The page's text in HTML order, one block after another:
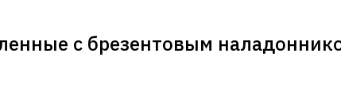
с брезентовым